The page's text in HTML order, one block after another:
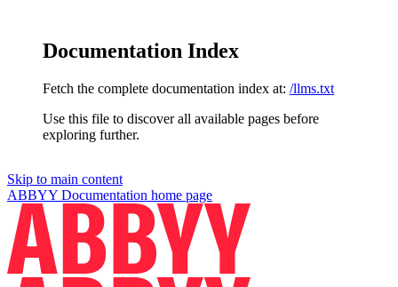
Documentation Index
Fetch the complete documentation index at: /llms.txt
Use this file to discover all available pages before
exploring further.
Skip to main content
ABBYY Documentation home page